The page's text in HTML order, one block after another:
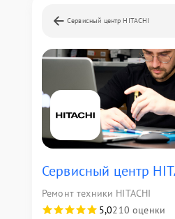
Сервисный центр HITACHI
Сервисный центр
Ремонт техники HITACHI
5,0210 оценки